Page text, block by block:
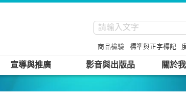
商品檢驗 標準與正字標記
宣導與推廣 影音與出版品 關於